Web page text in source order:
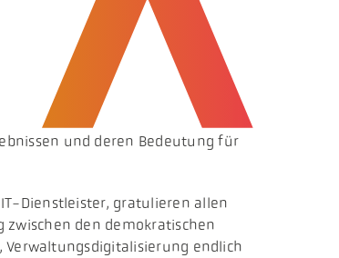
und deren Bedeutung für
Dienstleister, gratulieren allen
zwischen den demokratischen
Verwaltungsdigitalisierung endlich